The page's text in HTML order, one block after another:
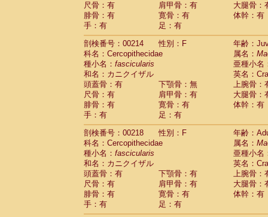
尺骨：有
肩甲骨：有
大腿骨：
腓骨：有
寛骨：有
体幹：有
手：有
足：有
剖検番号：00214
性別：F
年齢：
科名：Cercopithecidae
属名：
種小名： fascicularis
亜種小名
和名：カニクイザル
英名：
頭蓋骨：有
下顎骨：無
上腕骨：
尺骨：有
肩甲骨：有
大腿骨：
腓骨：有
寛骨：有
体幹：有
手：有
足：有
剖検番号：00218
性別：F
年齢：
科名：Cercopithecidae
属名：
種小名： fascicularis
亜種小名
和名：カニクイザル
英名：
頭蓋骨：有
下顎骨：有
上腕骨：
尺骨：有
肩甲骨：有
大腿骨：
腓骨：有
寛骨：有
体幹：有
手：有
足：有